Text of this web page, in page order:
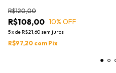
R$108,00
R$120,00
10% OFF
5xde R$21,60 sem juros
R$97,20 com Pix